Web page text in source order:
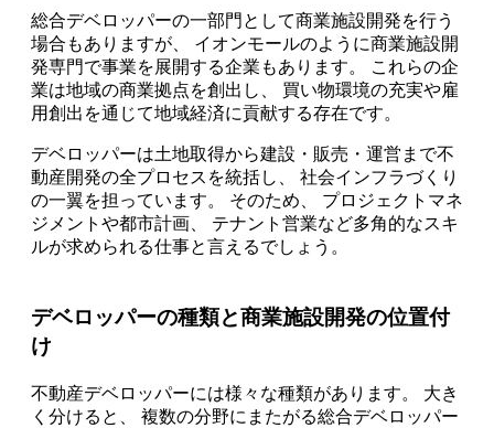
総合デベロッパーの一部門として商業施設開発を行う
場合もありますが、 イオンモールのように商業施設開
発専門で事業を展開する企業もあります。 これらの企
業は地域の商業拠点を創出し、 買い物環境の充実や雇
用創出を通じて地域経済に貢献する存在です。
デベロッパーは土地取得から建設・販売・運営まで不
動産開発の全プロセスを統括し、 社会インフラづくり
の一翼を担っています。 そのため、 プロジェクトマネ
ジメントや都市計画、 テナント営業など多角的なスキ
ルが求められる仕事と言えるでしょう。
デベロッパーの種類と商業施設開発の位置付
け
不動産デベロッパーには様々な種類があります。 大き
く分けると、 複数の分野にまたがる総合デベロッパー